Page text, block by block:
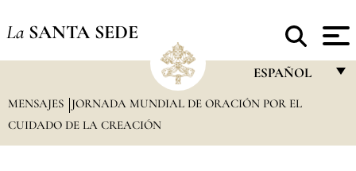
La SANTA SEDE
ESPAÑOL
FRANÇAIS
MENSAJES
JORNADA MUNDIAL DE ORACIÓN POR EL
CUIDADO DE LA CREACIÓN